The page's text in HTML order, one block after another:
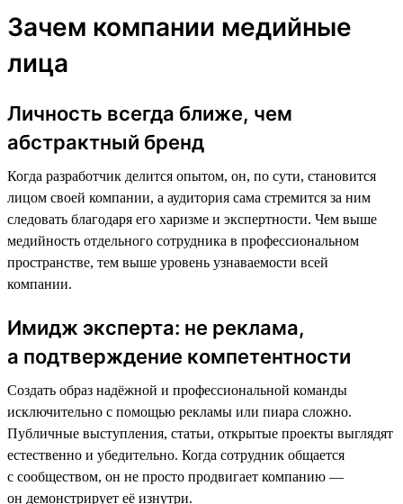
Зачем компании медийные
лица
Личность всегда ближе, чем
абстрактный бренд
Когда разработчик делится опытом, он, по сути, становится
лицом своей компании, а аудитория сама стремится за ним
следовать благодаря его харизме и экспертности. Чем выше
медийность отдельного сотрудника в профессиональном
пространстве, тем выше уровень узнаваемости всей
компании.
Имидж эксперта: не реклама,
а подтверждение компетентности
Создать образ надёжной и профессиональной команды
исключительно с помощью рекламы или пиара сложно.
Публичные выступления, статьи, открытые проекты выглядят
естественно и убедительно. Когда сотрудник общается
с сообществом, он не просто продвигает компанию —
он демонстрирует её изнутри.